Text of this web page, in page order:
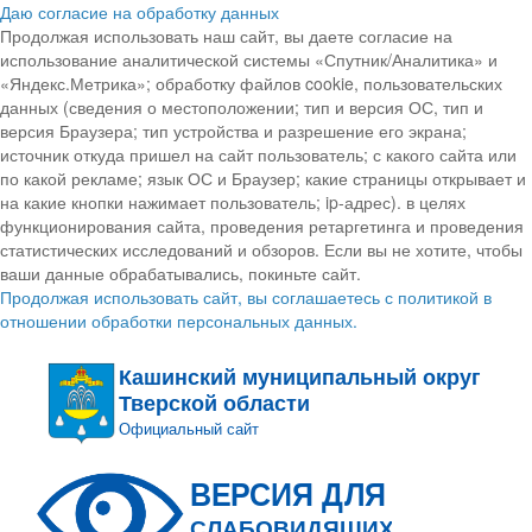
Даю согласие на обработку данных
Продолжая использовать наш сайт, вы даете согласие на
использование аналитической системы «Спутник/Аналитика» и
«Яндекс.Метрика»; обработку файлов cookie, пользовательских
данных (сведения о местоположении; тип и версия ОС, тип и
версия Браузера; тип устройства и разрешение его экрана;
источник откуда пришел на сайт пользователь; с какого сайта или
по какой рекламе; язык ОС и Браузер; какие страницы открывает и
на какие кнопки нажимает пользователь; ip-адрес). в целях
функционирования сайта, проведения ретаргетинга и проведения
статистических исследований и обзоров. Если вы не хотите, чтобы
ваши данные обрабатывались, покиньте сайт.
Продолжая использовать сайт, вы соглашаетесь с политикой в
отношении обработки персональных данных.